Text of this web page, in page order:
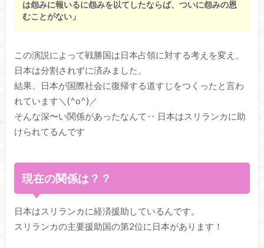
は怨みに報いるに怨みを以てしたならば、ついに怨みの恩
むことがない」
この演説によって戦勝国は日本占領に対する考えを変え、
日本は分割されずに済みました。
結果、日本が国際社会に復帰する道すじをつくったと言わ
れています＼(^o^)／
そんな深〜い関係があったなんて‥ 日本はスリランカに助
けられてるんです
現在の関係は？？
日本はスリランカに経済援助しているんです。
スリランカの主要援助国の第2位に日本があります！